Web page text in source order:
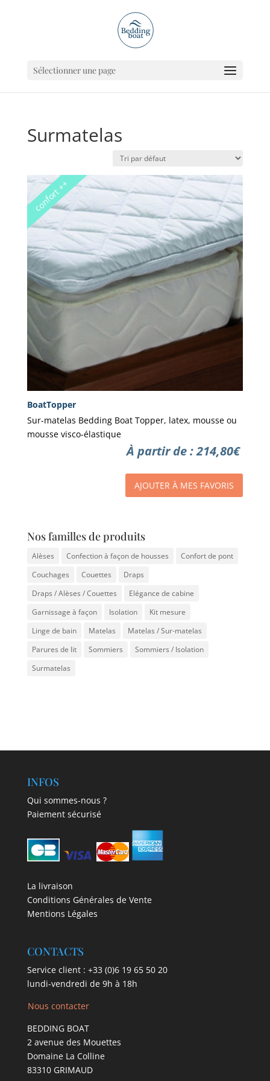
Sélectionner une page
Surmatelas
confort ++
BoatTopper
Sur-matelas Bedding Boat Topper, latex, mousse ou
mousse visco-élastique
À partir de :214,80€
AJOUTER À MES FAVORIS
Nos familles de produits
Alèses Confection à façon de housses
Confort de pont
Couchages
Couettes
Draps
Draps / Alèses / Couettes
Elégance de cabine
Garnissage à façon
Isolation
Kit mesure
Linge de bain
Matelas
Matelas / Sur-matelas
Parures de lit
Sommiers
Sommiers / Isolation
Surmatelas
INFOS
Qui sommes-nous ?
Paiement sécurisé
La livraison
Conditions Générales de Vente
Mentions Légales
CONTACTS
Service client : +33 (0)6 19 65 50 20
lundi-vendredi de 9h à 18h
Nous contacter
BEDDING BOAT
2 avenue des Mouettes
Domaine La Colline
83310 GRIMAUD